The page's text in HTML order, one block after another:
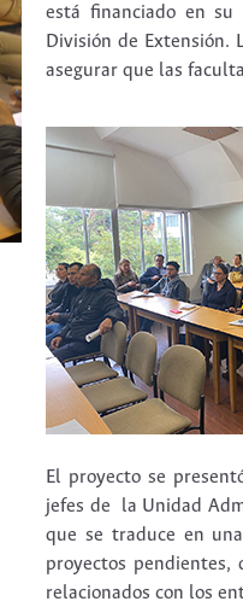
está financiado en su
División de Extensión.
asegurar que las
El proyecto se
jefes de la Unidad
que se traduce en
proyectos
relacionados con los